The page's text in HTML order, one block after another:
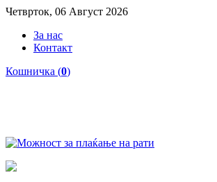
Четврток, 06 Август 2026
За нас
Контакт
Кошничка (0)